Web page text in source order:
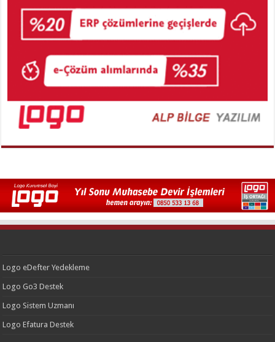
Logo eDefter Yedekleme
Logo Go3 Destek
Logo Sistem Uzmanı
Logo Efatura Destek